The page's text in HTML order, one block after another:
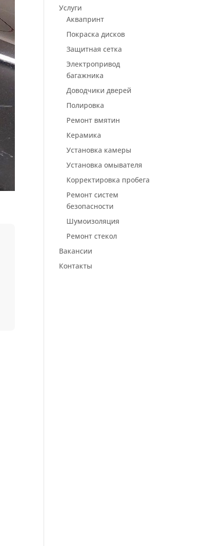
Услуги
Аквапринт
Покраска дисков
Защитная сетка
Электропривод
багажника
Доводчики дверей
Полировка
Ремонт вмятин
Керамика
Установка камеры
Установка омывателя
Корректировка пробега
Ремонт систем
безопасности
Шумоизоляция
Ремонт стекол
Вакансии
Контакты